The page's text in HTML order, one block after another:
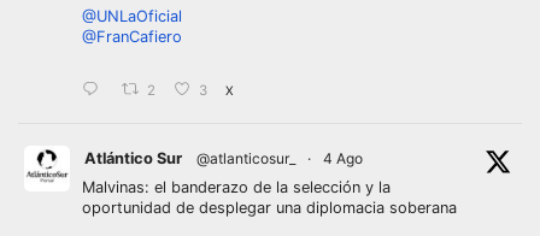
@UNLaOficial
@FranCafiero
2 3 X
Atlántico Sur @atlanticosur_ ·
4 Ago
Malvinas: el banderazo de la selección y la
oportunidad de desplegar una diplomacia soberana